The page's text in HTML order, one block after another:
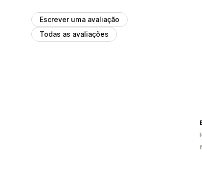
Escrever uma avaliação
Todas as avaliações